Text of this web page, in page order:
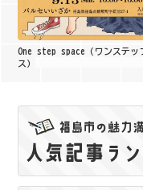
One step space（ワンステッ
ス）